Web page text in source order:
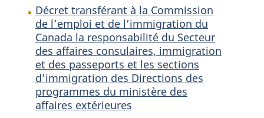
du
Secteur
des
affaires
consulaires,
immigration
et
des
responsabilité
du
Secteur
des
affaires
consulaires,
immigration
et
responsabilité
du
Secteur
des
affaires
consulaires,
immigration
Décret transférant à la Commission
de l’emploi et de l’immigration du
Canada la responsabilité du Secteur
des affaires consulaires, immigration
et des passeports et les sections
d’immigration des Directions des
programmes du ministère des
affaires extérieures